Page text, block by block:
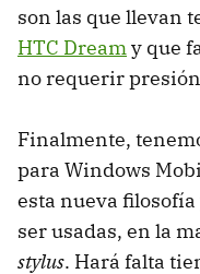
son las que llevan
HTC Dreamy que
no requerir
Finalmente,
para Windows
esta nueva
ser usadas, en la
stylus. Hará falta